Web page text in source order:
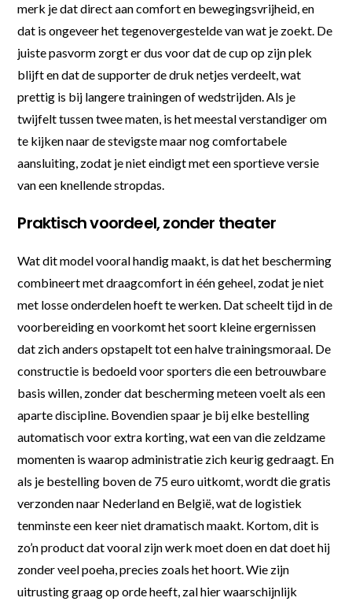
merk je dat direct aan comfort en bewegingsvrijheid, en
dat is ongeveer het tegenovergestelde van wat je zoekt. De
juiste pasvorm zorgt er dus voor dat de cup op zijn plek
blijft en dat de supporter de druk netjes verdeelt, wat
prettig is bij langere trainingen of wedstrijden. Als je
twijfelt tussen twee maten, is het meestal verstandiger om
te kijken naar de stevigste maar nog comfortabele
aansluiting, zodat je niet eindigt met een sportieve versie
van een knellende stropdas.
Praktisch voordeel, zonder theater
Wat dit model vooral handig maakt, is dat het bescherming
combineert met draagcomfort in één geheel, zodat je niet
met losse onderdelen hoeft te werken. Dat scheelt tijd in de
voorbereiding en voorkomt het soort kleine ergernissen
dat zich anders opstapelt tot een halve trainingsmoraal. De
constructie is bedoeld voor sporters die een betrouwbare
basis willen, zonder dat bescherming meteen voelt als een
aparte discipline. Bovendien spaar je bij elke bestelling
automatisch voor extra korting, wat een van die zeldzame
momenten is waarop administratie zich keurig gedraagt. En
als je bestelling boven de 75 euro uitkomt, wordt die gratis
verzonden naar Nederland en België, wat de logistiek
tenminste een keer niet dramatisch maakt. Kortom, dit is
zo’n product dat vooral zijn werk moet doen en dat doet hij
zonder veel poeha, precies zoals het hoort. Wie zijn
uitrusting graag op orde heeft, zal hier waarschijnlijk